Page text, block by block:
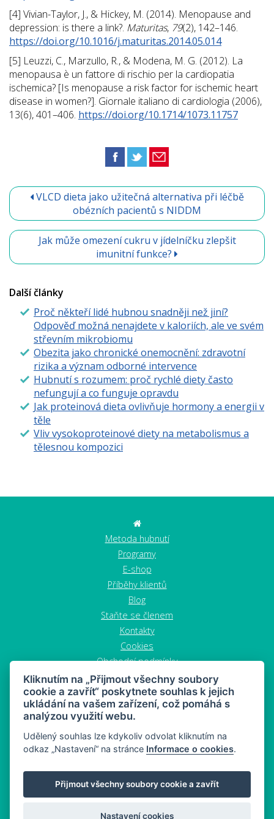
[4] Vivian-Taylor, J., & Hickey, M. (2014). Menopause and
depression: is there a link?. Maturitas, 79(2), 142–146.
https://doi.org/10.1016/j.maturitas.2014.05.014
[5] Leuzzi, C., Marzullo, R., & Modena, M. G. (2012). La
menopausa è un fattore di rischio per la cardiopatia
ischemica? [Is menopause a risk factor for ischemic heart
disease in women?]. Giornale italiano di cardiologia (2006),
13(6), 401–406. https://doi.org/10.1714/1073.11757
VLCD dieta jako užitečná alternativa při léčbě
obézních pacientů s NIDDM
Jak může omezení cukru v jídelníčku zlepšit
imunitní funkce?
Další články
Proč někteří lidé hubnou snadněji než jiní?
Odpověď možná nenajdete v kaloriích, ale ve svém
střevním mikrobiomu
Obezita jako chronické onemocnění: zdravotní
rizika a význam odborné intervence
Hubnutí s rozumem: proč rychlé diety často
nefungují a co funguje opravdu
Jak proteinová dieta ovlivňuje hormony a energii v
těle
Vliv vysokoproteinové diety na metabolismus a
tělesnou kompozici
Metoda hubnutí
Programy
E-shop
Příběhy klientů
Blog
Staňte se členem
Kontakty
Cookies
Obchodní podmínky
Zrušit objednávku
MAHONY DIET - dieta a zdravý snacking
Mapa stránek
© 2026 MAHONY DIET
Kliknutím na „Přijmout všechny soubory
cookie a zavřít“ poskytnete souhlas k jejich
ukládání na vašem zařízení, což pomáhá s
analýzou využití webu.
Udělený souhlas lze kdykoliv odvolat kliknutím na
odkaz „Nastavení“ na stránce Informace o cookies.
Přijmout všechny soubory cookie a zavřít
Nastavení cookies